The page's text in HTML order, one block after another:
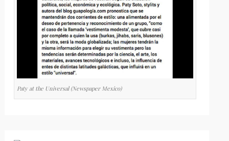
Paty at the Universal (Newspaper Mexico)